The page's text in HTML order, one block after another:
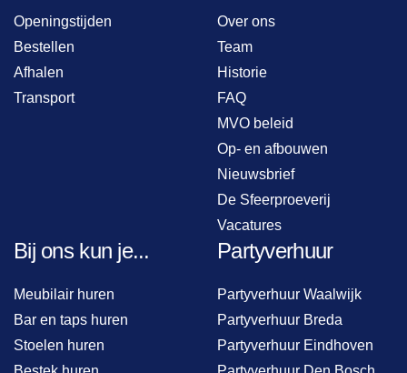
Openingstijden
Bestellen
Afhalen
Transport
Over ons
Team
Historie
FAQ
MVO beleid
Op- en afbouwen
Nieuwsbrief
De Sfeerproeverij
Vacatures
Bij ons kun je...
Meubilair huren
Bar en taps huren
Stoelen huren
Partyverhuur
Partyverhuur Waalwijk
Partyverhuur Breda
Partyverhuur Eindhoven